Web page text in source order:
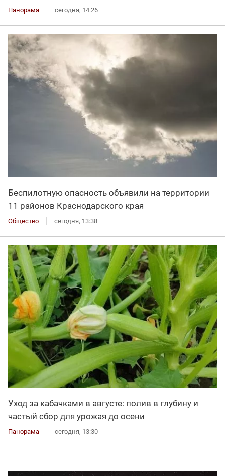
Панорама сегодня, 14:26
Беспилотную опасность объявили на территории
11 районов Краснодарского края
Общество сегодня, 13:38
Уход за кабачками в августе: полив в глубину и
частый сбор для урожая до осени
Панорама сегодня, 13:30